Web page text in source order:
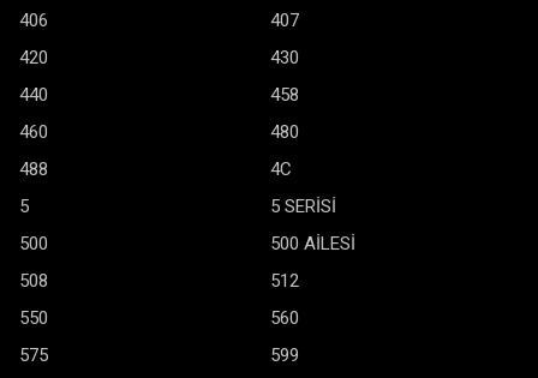
406
407
420
430
440
458
460
480
488
4C
5
5 SERİSİ
500
500 AİLESİ
508
512
550
560
575
599